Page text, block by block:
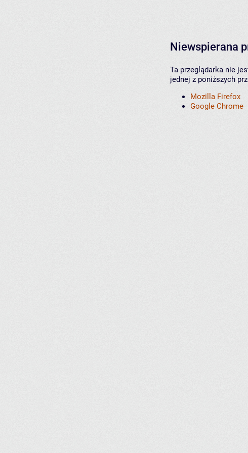
Niewspierana
Ta przeglądarka nie
jednej z poniższych
Mozilla Firefox
Google Chrome